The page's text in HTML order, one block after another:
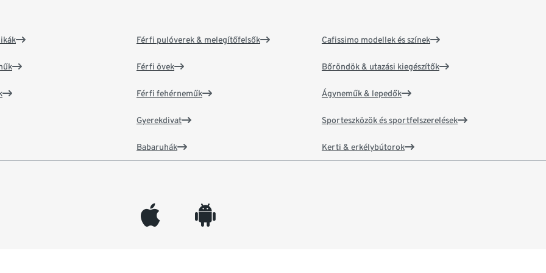
Férfi pulóverek & melegítőfelsők
Férfi övek
Férfi fehérneműk
Gyerekdivat
Babaruhák
Cafissimo modellek és színek
Bőröndök & utazási kiegészítők
Ágyneműk & lepedők
Sporteszközök és sportfelszerelések
Kerti & erkélybútorok
appleinc android